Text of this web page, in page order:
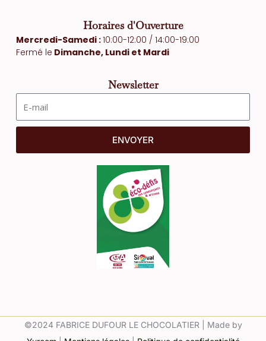
Newsletter
ENVOYER
Horaires d'Ouverture
Mercredi-Samedi :10:00-12:00 / 14:00-19:00
Fermé le Dimanche, Lundi et Mardi
©2024 FABRICE DUFOUR LE CHOCOLATIER | Made by